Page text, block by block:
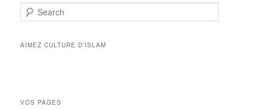
Search
AIMEZ CULTURE D’ISLAM
VOS PAGES